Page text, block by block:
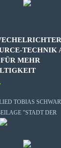
TECHNIK
MEHR
TOBIAS
"STADT DER